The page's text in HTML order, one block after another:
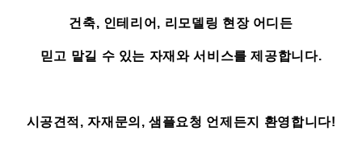
건축, 인테리어, 리모델링 현장 어디든
믿고 맡길 수 있는 자재와 서비스를 제공합니다.
시공견적, 자재문의, 샘플요청 언제든지 환영합니다!